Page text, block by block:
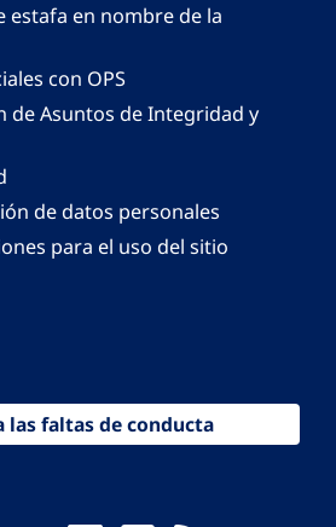
estafa en nombre de la
con OPS
de Asuntos de Integridad y
de datos personales
para el uso del sitio
las faltas de conducta